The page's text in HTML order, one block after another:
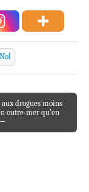
aux drogues moins
outre-mer qu’en